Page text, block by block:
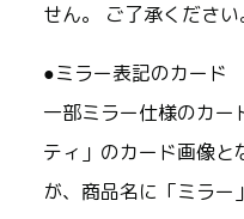
せん。 ご了承ください
●ミラー表記のカード
一部ミラー仕様のカー
ティ」のカード画像と
が、商品名に「ミラー